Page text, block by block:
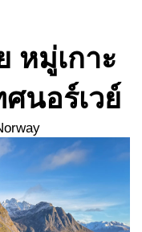
หมู่เกาะ
นอร์เวย์